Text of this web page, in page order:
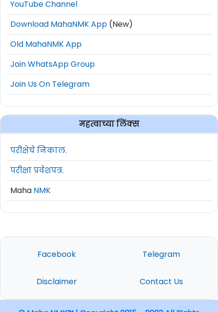
YouTube Channel
Download MahaNMK App (New)
Old MahaNMK App
Join WhatsApp Group
Join Us On Telegram
महत्वाच्या लिंक्स
परीक्षेचे निकाल.
परीक्षा प्रवेशपत्र.
Maha NMK
Facebook Telegram
Disclaimer Contact Us